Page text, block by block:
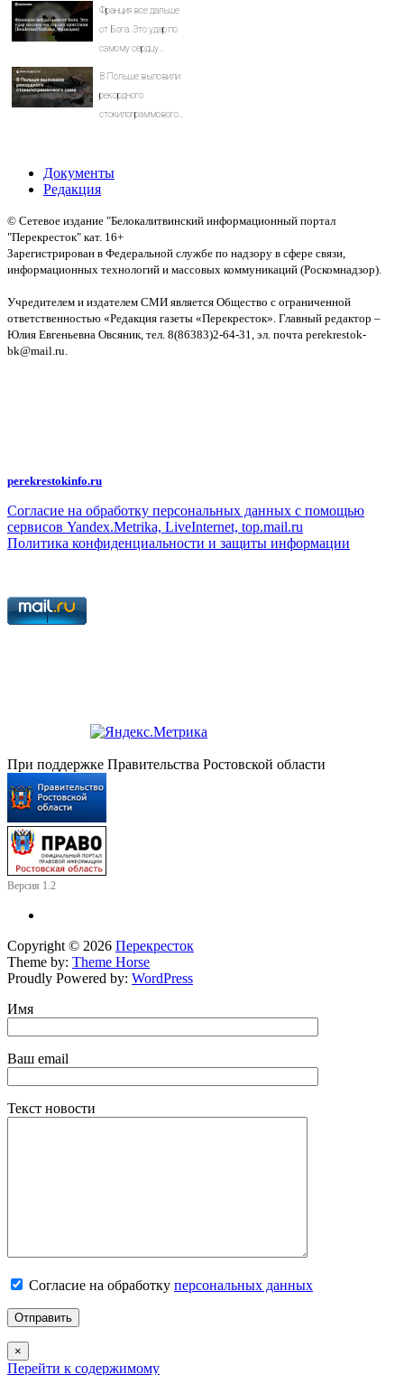
Франция все дальше
от Бога. Это удар по
самому сердцу
В Польше выловили
рекордного
стокилограммового
Документы
Редакция
© Сетевое издание "Белокалитвинский информационный портал
"Перекресток" кат. 16+
Зарегистрирован в Федеральной службе по надзору в сфере связи,
информационных технологий и массовых коммуникаций (Роскомнадзор).
Учредителем и издателем СМИ является Общество с ограниченной
ответственностью «Редакция газеты «Перекресток». Главный редактор –
Юлия Евгеньевна Овсяник, тел. 8(86383)2-64-31, эл. почта perekrestok-
bk@mail.ru.
perekrestokinfo.ru
Согласие на обработку персональных данных с помощью
сервисов Yandex.Metrika, LiveInternet, top.mail.ru
Политика конфиденциальности и защиты информации
При поддержке Правительства Ростовской области
Версия 1.2
Copyright © 2026 Перекресток
Theme by: Theme Horse
Proudly Powered by: WordPress
Имя
Ваш email
Текст новости
Согласие на обработку персональных данных
×
Перейти к содержимому